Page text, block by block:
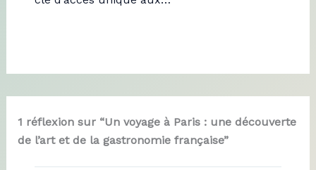
1 réflexion sur “Un voyage à Paris : une découverte
de l’art et de la gastronomie française”